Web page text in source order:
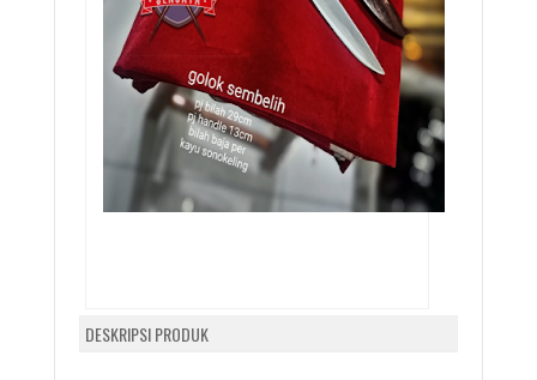
DESKRIPSI PRODUK